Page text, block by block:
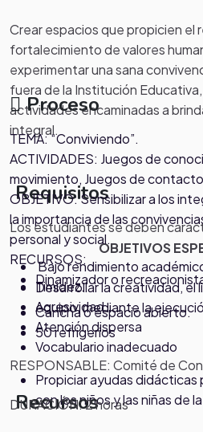
Crear espacios que propicien el
fortalecimiento de valores
experimentar una sana
fuera de la Institución
actividades encaminadas a
integral.
OBJETIVOS
Desarrollar la creatividad, el
equipo, mediante la
Propiciar ayudas didácticas
con los niños y las niñas de
Recursos
Requisitos
Los estudiantes se deben
Bajo rendimiento
Timidez.
Agresividad
Atención dispersa
Vocabulario inadecuado
Proceso
TEMA:“Conviviendo”.
ACTIVIDADES: Juegos de
movimiento, Juegos de
OBJETIVO: Sensibilizar a los
la importancia de las
personal y social.
RECURSOS:
Dinamizadoro
Cancha o espacio abierto.
50 refrigerios
RESPONSABLE: Comité de
DURACIÓN: 2 horas